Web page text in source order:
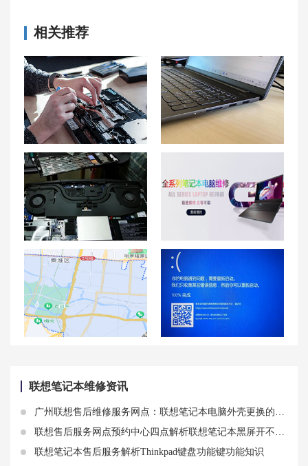
相关推荐
烟台联想笔记本售后维修点地址查询-烟台联想Lenovo售后网点 联想小新Pro16笔记本发热严重怎么办？
解决掉这个小烦恼！联想拯救者Y7000P笔记本清灰技巧指南 东莞联想笔记本维修中心_东莞联想电脑售后服务网点|售后地址
联想笔记本维修资讯
广州联想售后维修服务网点：联想笔记本电脑外壳更换的原因和方法
联想售后服务网点预约中心四点解析联想笔记本黑屏开不了机故障原因
联想笔记本售后服务解析Thinkpad键盘功能键功能知识